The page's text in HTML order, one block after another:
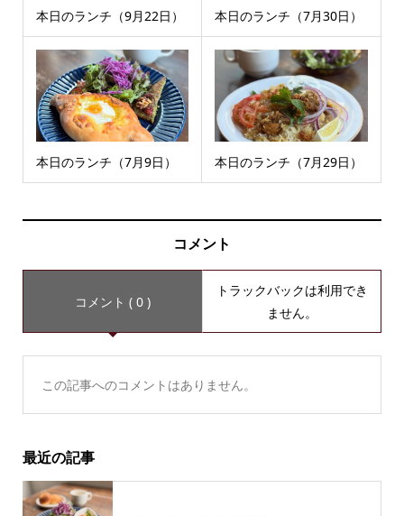
本日のランチ（9月22日） 本日のランチ（7月30日）
本日のランチ（7月9日） 本日のランチ（7月29日）
コメント
コメント ( 0 )
トラックバックは利用でき
ません。
この記事へのコメントはありません。
最近の記事